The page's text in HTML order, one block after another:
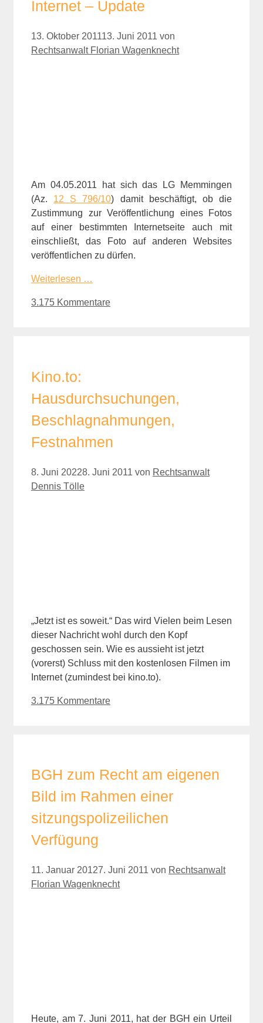
Internet – Update
13. Oktober 201113. Juni 2011 von
Rechtsanwalt Florian Wagenknecht
Am 04.05.2011 hat sich das LG Memmingen
(Az. 12 S 796/10) damit beschäftigt, ob die
Zustimmung zur Veröffentlichung eines Fotos
auf einer bestimmten Internetseite auch mit
einschließt, das Foto auf anderen Websites
veröffentlichen zu dürfen.
Weiterlesen …
3.175 Kommentare
Kino.to:
Hausdurchsuchungen,
Beschlagnahmungen,
Festnahmen
8. Juni 20228. Juni 2011 von Rechtsanwalt
Dennis Tölle
„Jetzt ist es soweit.“ Das wird Vielen beim Lesen
dieser Nachricht wohl durch den Kopf
geschossen sein. Wie es aussieht ist jetzt
(vorerst) Schluss mit den kostenlosen Filmen im
Internet (zumindest bei kino.to).
3.175 Kommentare
BGH zum Recht am eigenen
Bild im Rahmen einer
sitzungspolizeilichen
Verfügung
11. Januar 20127. Juni 2011 von Rechtsanwalt
Florian Wagenknecht
Heute, am 7. Juni 2011, hat der BGH ein Urteil